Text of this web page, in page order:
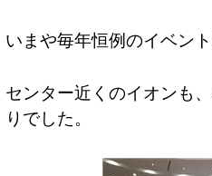
いまや毎年恒例のイベン
センター近くのイオンも
りでした。